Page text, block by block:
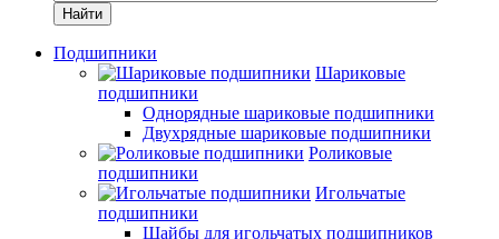
Найти
Подшипники
Шариковые
подшипники
Однорядные шариковые подшипники
Двухрядные шариковые подшипники
Роликовые
подшипники
Игольчатые
подшипники
Шайбы для игольчатых подшипников